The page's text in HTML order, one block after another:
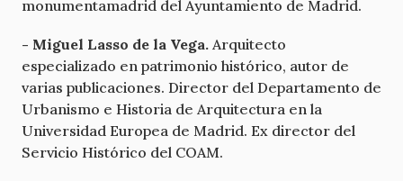
monumentamadrid del Ayuntamiento de Madrid.
- Miguel Lasso de la Vega. Arquitecto
especializado en patrimonio histórico, autor de
varias publicaciones. Director del Departamento de
Urbanismo e Historia de Arquitectura en la
Universidad Europea de Madrid. Ex director del
Servicio Histórico del COAM.